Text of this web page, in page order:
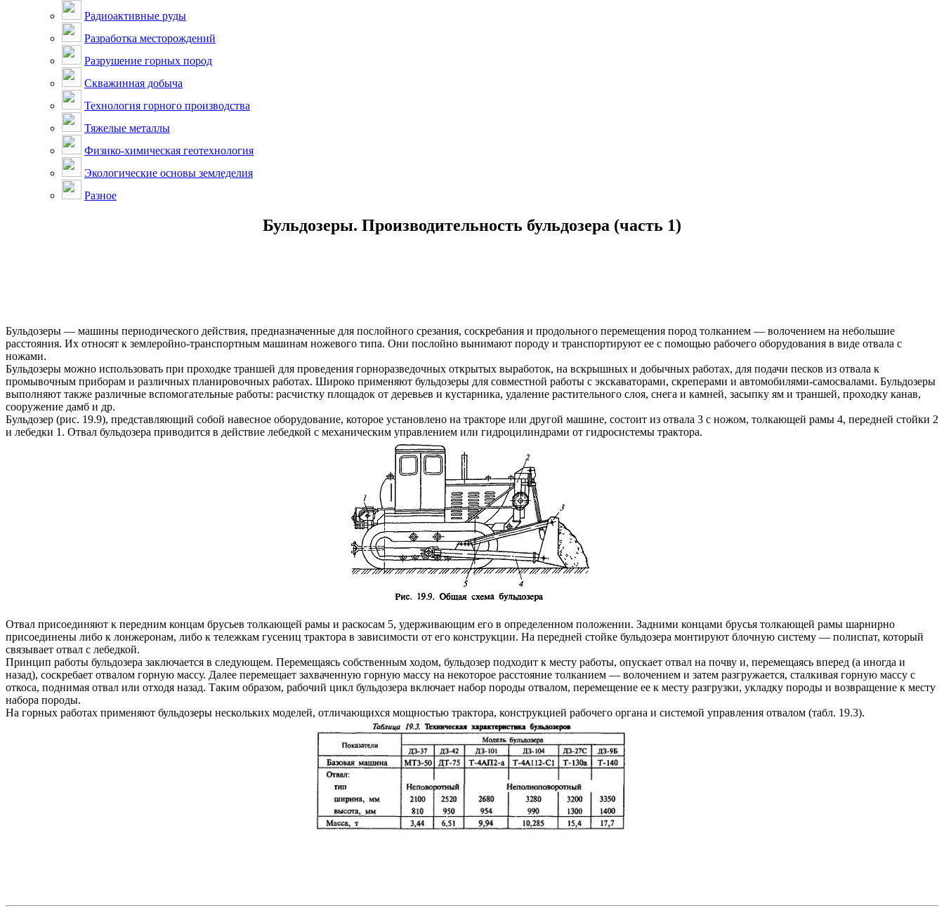
Радиоактивные руды
Разработка месторождений
Разрушение горных пород
Скважинная добыча
Технология горного производства
Тяжелые металлы
Физико-химическая геотехнология
Экологические основы земледелия
Разное
Бульдозеры. Производительность бульдозера (часть 1)
Бульдозеры — машины периодического действия, предназначенные для послойного срезания, соскребания и продольного перемещения пород толканием — волочением на небольшие
расстояния. Их относят к землеройно-транспортным машинам ножевого типа. Они послойно вынимают породу и транспортируют ее с помощью рабочего оборудования в виде отвала с
ножами.
Бульдозеры можно использовать при проходке траншей для проведения горноразведочных открытых выработок, на вскрышных и добычных работах, для подачи песков из отвала к
промывочным приборам и различных планировочных работах. Широко применяют бульдозеры для совместной работы с экскаваторами, скреперами и автомобилями-самосвалами. Бульдозеры
выполняют также различные вспомогательные работы: расчистку площадок от деревьев и кустарника, удаление растительного слоя, снега и камней, засыпку ям и траншей, проходку канав,
сооружение дамб и др.
Бульдозер (рис. 19.9), представляющий собой навесное оборудование, которое установлено на тракторе или другой машине, состоит из отвала 3 с ножом, толкающей рамы 4, передней стойки 2
и лебедки 1. Отвал бульдозера приводится в действие лебедкой с механическим управлением или гидроцилиндрами от гидросистемы трактора.
Отвал присоединяют к передним концам брусьев толкающей рамы и раскосам 5, удерживающим его в определенном положении. Задними концами брусья толкающей рамы шарнирно
присоединены либо к лонжеронам, либо к тележкам гусениц трактора в зависимости от его конструкции. На передней стойке бульдозера монтируют блочную систему — полиспат, который
связывает отвал с лебедкой.
Принцип работы бульдозера заключается в следующем. Перемещаясь собственным ходом, бульдозер подходит к месту работы, опускает отвал на почву и, перемещаясь вперед (а иногда и
назад), соскребает отвалом горную массу. Далее перемещает захваченную горную массу на некоторое расстояние толканием — волочением и затем разгружается, сталкивая горную массу с
откоса, поднимая отвал или отходя назад. Таким образом, рабочий цикл бульдозера включает набор породы отвалом, перемещение ее к месту разгрузки, укладку породы и возвращение к месту
набора породы.
На горных работах применяют бульдозеры нескольких моделей, отличающихся мощностью трактора, конструкцией рабочего органа и системой управления отвалом (табл. 19.3).